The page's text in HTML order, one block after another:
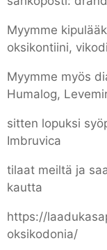
Myymme
oksikontiini,
Myymme myös
Humalog,
sitten lopuksi
Imbruvica
tilaat meiltä ja
kautta
https://
oksikodonia/